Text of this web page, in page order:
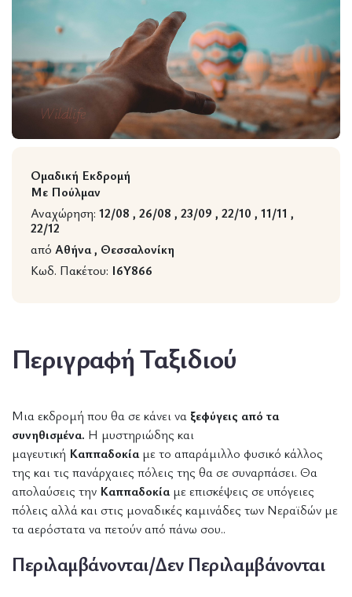
Wildlife
Ομαδική Εκδρομή
Με Πούλμαν
Αναχώρηση: 12/08 , 26/08 , 23/09 , 22/10 , 11/11 ,
22/12
από Αθήνα , Θεσσαλονίκη
Κωδ. Πακέτου: I6Y866
Περιγραφή Ταξιδιού
Μια εκδρομή που θα σε κάνει να ξεφύγεις από τα
συνηθισμένα. Η μυστηριώδης και
μαγευτική Καππαδοκίαμε το απαράμιλλο φυσικό κάλλος
της και τις πανάρχαιες πόλεις της θα σε συναρπάσει. Θα
απολαύσεις την Καππαδοκίαμε επισκέψεις σε υπόγειες
πόλεις αλλά και στις μοναδικές καμινάδες των Νεραϊδών με
τα αερόστατα να πετούν από πάνω σου..
Περιλαμβάνονται/Δεν Περιλαμβάνονται